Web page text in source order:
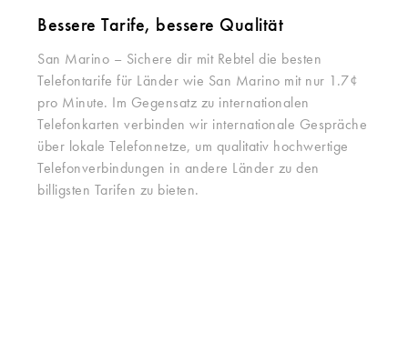
Bessere Tarife, bessere Qualität
San Marino – Sichere dir mit Rebtel die besten
Telefontarife für Länder wie San Marino mit nur 1.7¢
pro Minute. Im Gegensatz zu internationalen
Telefonkarten verbinden wir internationale Gespräche
über lokale Telefonnetze, um qualitativ hochwertige
Telefonverbindungen in andere Länder zu den
billigsten Tarifen zu bieten.